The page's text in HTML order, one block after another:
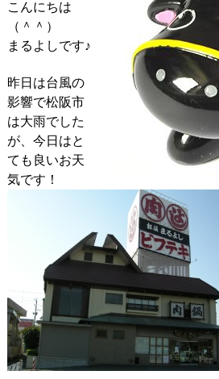
こんにちは
（＾＾）
まるよしです♪
昨日は台風の
影響で松阪市
は大雨でした
が、今日はと
ても良いお天
気です！